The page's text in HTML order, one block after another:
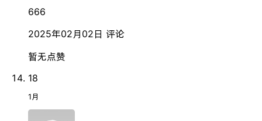
666
2025年02月02日 评论
暂无点赞
18
1月